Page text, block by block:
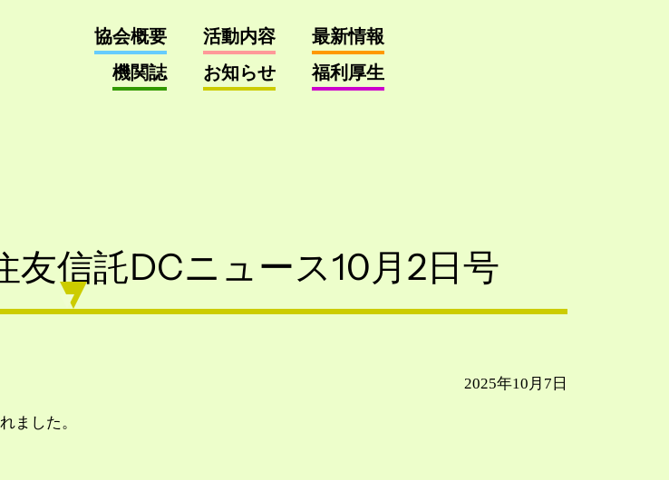
協会概要 活動内容
最新情報
機関誌
お知らせ 福利厚生
友信託DCニュース10月2日号
2025年10月7日
ました。